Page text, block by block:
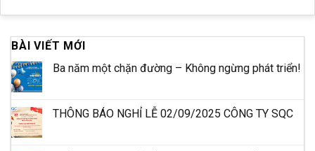
BÀI VIẾT MỚI
Ba năm một chặn đường – Không ngừng phát triển!
THÔNG BÁO NGHỈ LỄ 02/09/2025 CÔNG TY SQC